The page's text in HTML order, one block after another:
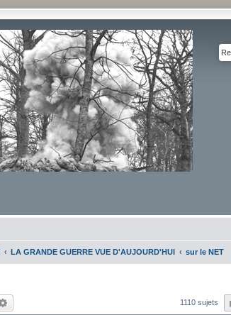
LA GRANDE GUERRE VUE D'AUJOURD'HUI sur le NET
1110 sujets